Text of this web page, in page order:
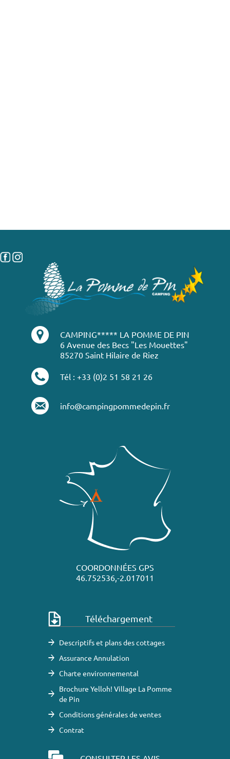
CAMPING***** LA POMME DE PIN
6 Avenue des Becs "Les Mouettes"
85270 Saint Hilaire de Riez
Tél : +33 (0)2 51 58 21 26
info@campingpommedepin.fr
COORDONNÉES GPS
46.752536,-2.017011
Téléchargement
Descriptifs et plans des cottages
Assurance Annulation
Charte environnemental
Brochure Yelloh! Village La Pomme
de Pin
Conditions générales de ventes
Contrat